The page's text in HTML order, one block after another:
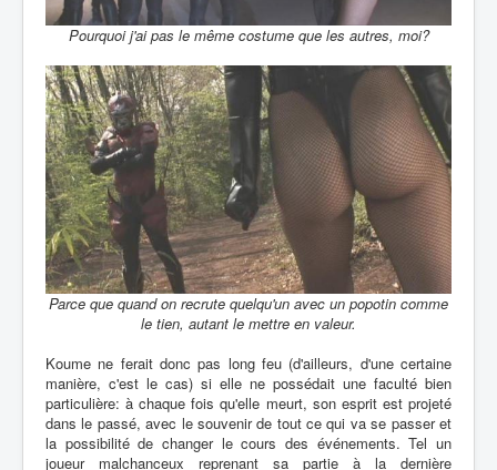
Pourquoi j'ai pas le même costume que les autres, moi?
Parce que quand on recrute quelqu'un avec un popotin comme
le tien, autant le mettre en valeur.
Koume ne ferait donc pas long feu (d'ailleurs, d'une certaine
manière, c'est le cas) si elle ne possédait une faculté bien
particulière: à chaque fois qu'elle meurt, son esprit est projeté
dans le passé, avec le souvenir de tout ce qui va se passer et
la possibilité de changer le cours des événements. Tel un
joueur malchanceux reprenant sa partie à la dernière